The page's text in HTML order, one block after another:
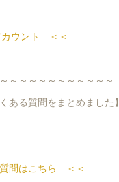
ウント ＜＜
～～～～～～～～～～～
ある質問をまとめました】
問はこちら ＜＜